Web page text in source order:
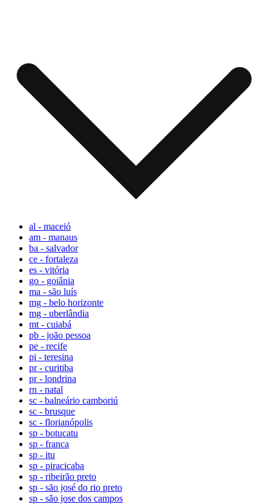
al - maceió
am - manaus
ba - salvador
ce - fortaleza
es - vitória
go - goiânia
ma - são luís
mg - belo horizonte
mg - uberlândia
mt - cuiabá
pb - joão pessoa
pe - recife
pi - teresina
pr - curitiba
pr - londrina
rn - natal
sc - balneário camboriú
sc - brusque
sc - florianópolis
sp - botucatu
sp - franca
sp - itu
sp - piracicaba
sp - ribeirão preto
sp - são josé do rio preto
sp - são jose dos campos